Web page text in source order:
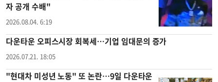
자 공개 수배"
2026.08.04. 6:19
다운타운 오피스시장 회복세…기업 임대문의 증가
2026.07.21. 18:05
"현대차 미성년 노동" 또 논란…9일 다운타운